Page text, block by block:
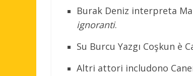
Burak Deniz interpreta
ignoranti.
Su Burcu Yazgı Coşkun è
Altri attori includono